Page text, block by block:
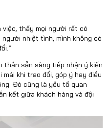
việc, thấy mọi người rất có
nhiệt tình, mình không có
thần sẵn sàng tiếp nhận ý kiến
khi trao đổi, góp ý hay điều
Đó cũng là yếu tố quan
kết giữa khách hàng và đội